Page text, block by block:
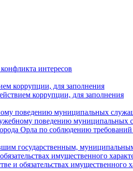
интересов
коррупции, для заполнения
коррупции, для заполнения
поведению муниципальных
поведению муниципальных
Орла по соблюдению
государственным,
имущественного
и обязательствах имущественного